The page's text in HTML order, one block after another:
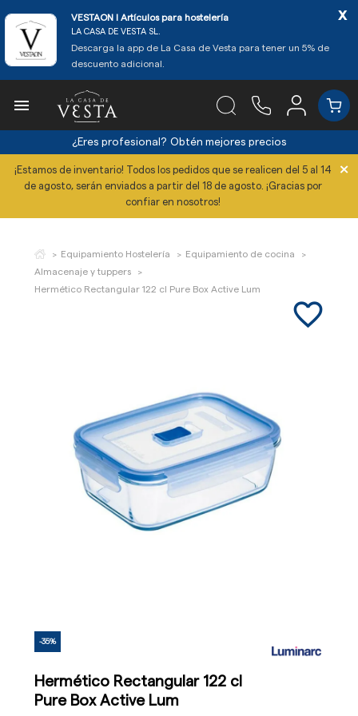
VESTAON l Artículos para hostelería
LA CASA DE VESTA SL.
Descarga la app de La Casa de Vesta para tener un 5% de
descuento adicional.
x

¿Eres profesional? Obtén mejores precios
¡Estamos de inventario! Todos los pedidos que se realicen del 5 al 14
de agosto, serán enviados a partir del 18 de agosto. ¡Gracias por
confiar en nosotros!
×
Equipamiento Hostelería
Equipamiento de cocina
Almacenaje y tuppers
Hermético Rectangular 122 cl Pure Box Active Lum
favorite_border
-35%
Hermético Rectangular 122 cl
Pure Box Active Lum